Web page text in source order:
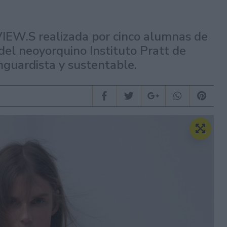
realizada por cinco alumnas de
neoyorquino Instituto Pratt de
y sustentable.